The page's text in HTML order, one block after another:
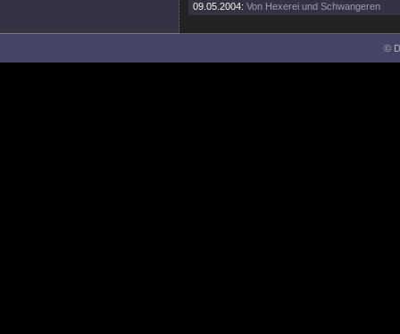
09.05.2004: Von Hexerei und Schwangeren
©